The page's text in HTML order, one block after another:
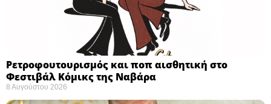
Ρετροφουτουρισμός και ποπ αισθητική στο
Φεστιβάλ Κόμικς της Ναβάρα ​
8 Αυγούστου 2026